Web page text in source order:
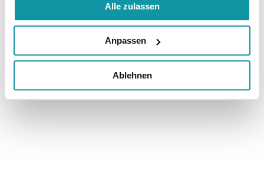
Alle zulassen
Anpassen
Ablehnen